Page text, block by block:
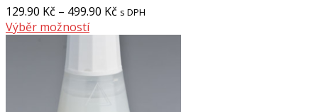
129.90 Kč – 499.90 Kč s DPH
Výběr možností